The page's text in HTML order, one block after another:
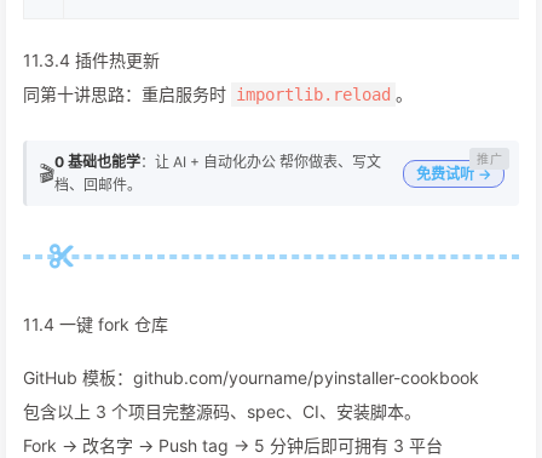
11.3.4 插件热更新
同第十讲思路：重启服务时 importlib.reload 。
🎬0 基础也能学：让 AI + 自动化办公 帮你做表、写文
档、回邮件。
免费试听 →
11.4 一键 fork 仓库
GitHub 模板：github.com/yourname/pyinstaller-cookbook
包含以上 3 个项目完整源码、spec、CI、安装脚本。
Fork → 改名字 → Push tag → 5 分钟后即可拥有 3 平台